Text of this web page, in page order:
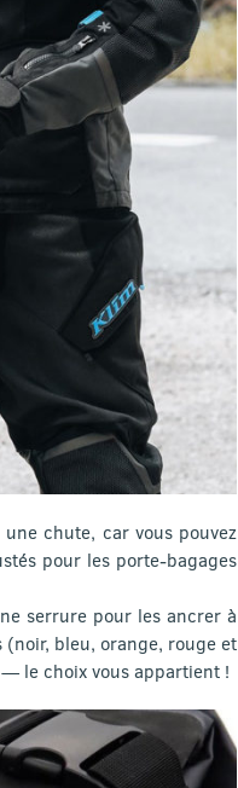
chute, car vous pouvez
pour les porte-bagages
serrure pour les ancrer à
(noir, bleu, orange, rouge et
le choix vous appartient !